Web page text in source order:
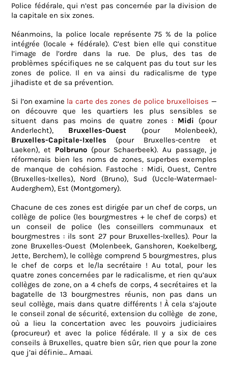
Police fédérale, qui n’est pas concernée par la division de
la capitale en six zones.
Néanmoins, la police locale représente 75 % de la police
intégrée (locale + fédérale). C’est bien elle qui constitue
l’image de l’ordre dans la rue. De plus, des tas de
problèmes spécifiques ne se calquent pas du tout sur les
zones de police. Il en va ainsi du radicalisme de type
jihadiste et de sa prévention.
Si l’on examine la carte des zones de police bruxelloises —
on découvre que les quartiers les plus sensibles se
situent dans pas moins de quatre zones : Midi (pour
Anderlecht), Bruxelles-Ouest (pour Molenbeek),
Bruxelles-Capitale-Ixelles (pour Bruxelles-centre et
Laeken), et Polbruno (pour Schaerbeek). Au passage, je
réformerais bien les noms de zones, superbes exemples
de manque de cohésion. Fastoche : Midi, Ouest, Centre
(Bruxelles-Ixelles), Nord (Bruno), Sud (Uccle-Watermael-
Auderghem), Est (Montgomery).
Chacune de ces zones est dirigée par un chef de corps, un
collège de police (les bourgmestres + le chef de corps) et
un conseil de police (les conseillers communaux et
bourgmestres : ils sont 27 pour Bruxelles-Ixelles). Pour la
zone Bruxelles-Ouest (Molenbeek, Ganshoren, Koekelberg,
Jette, Berchem), le collège comprend 5 bourgmestres, plus
le chef de corps et le/la secrétaire ! Au total, pour les
quatre zones concernées par le radicalisme, et rien qu’aux
collèges de zone, on a 4 chefs de corps, 4 secrétaires et la
bagatelle de 13 bourgmestres réunis, non pas dans un
seul collège, mais dans quatre différents ! À cela s’ajoute
le conseil zonal de sécurité, extension du collège
de zone,
où a lieu la concertation avec les pouvoirs judiciaires
(procureur) et avec la police fédérale. Il y a six de ces
conseils à Bruxelles, quatre bien sûr, rien que pour la zone
que j’ai définie… Amaai.